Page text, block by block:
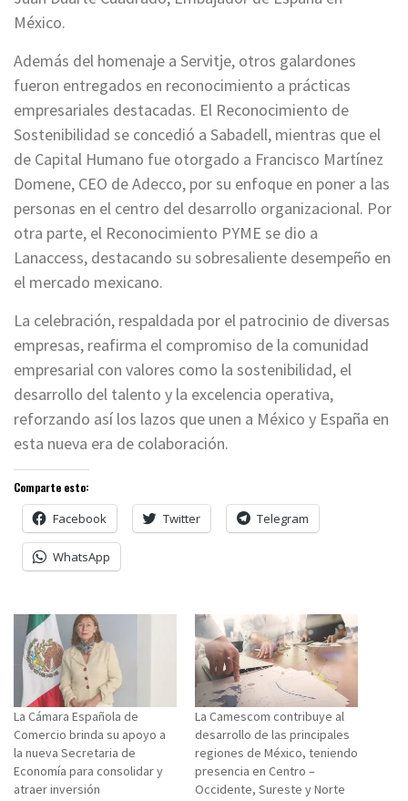
México.
Además del homenaje a Servitje, otros galardones
fueron entregados en reconocimiento a prácticas
empresariales destacadas. El Reconocimiento de
Sostenibilidad se concedió a Sabadell, mientras que el
de Capital Humano fue otorgado a Francisco Martínez
Domene, CEO de Adecco, por su enfoque en poner a las
personas en el centro del desarrollo organizacional. Por
otra parte, el Reconocimiento PYME se dio a
Lanaccess, destacando su sobresaliente desempeño en
el mercado mexicano.
La celebración, respaldada por el patrocinio de diversas
empresas, reafirma el compromiso de la comunidad
empresarial con valores como la sostenibilidad, el
desarrollo del talento y la excelencia operativa,
reforzando así los lazos que unen a México y España en
esta nueva era de colaboración.
Comparte esto:
Facebook Twitter Telegram
WhatsApp
La Cámara Española de
Comercio brinda su apoyo a
la nueva Secretaria de
Economía para consolidar y
atraer inversión
La Camescom contribuye al
desarrollo de las principales
regiones de México, teniendo
presencia en Centro –
Occidente, Sureste y Norte